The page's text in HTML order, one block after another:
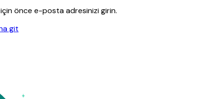
için önce e-posta adresinizi girin.
git